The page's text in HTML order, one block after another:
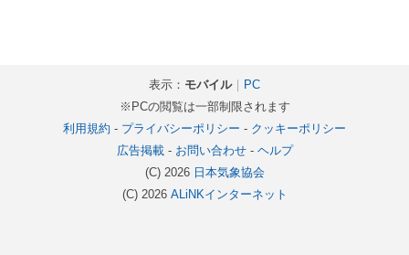
表示： モバイル｜
PC
※PCの閲覧は一部制限されます
利用規約 - プライバシーポリシー - クッキーポリシー
広告掲載- お問い合わせ- ヘルプ
(C) 2026 日本気象協会
(C) 2026 ALiNKインターネット